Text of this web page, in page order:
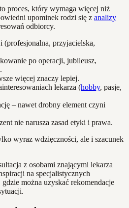
proces, który wymaga więcej niż
upominek rodzi się z analizy
odbiorcy.
(profesjonalna, przyjacielska,
po operacji, jubileusz,
więcej znaczy lepiej.
lekarza (hobby, pasje,
– nawet drobny element czyni
nie narusza zasad etyki i prawa.
wyraz wdzięczności, ale i szacunek
z osobami znającymi lekarza
na specjalistycznych
gdzie można uzyskać rekomendacje